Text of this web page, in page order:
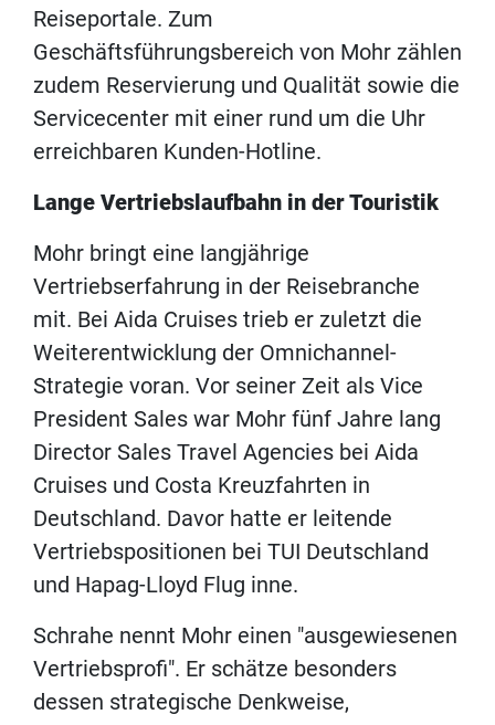
Reiseportale. Zum
Geschäftsführungsbereich von Mohr zählen
zudem Reservierung und Qualität sowie die
Servicecenter mit einer rund um die Uhr
erreichbaren Kunden-Hotline.
Lange Vertriebslaufbahn in der Touristik
Mohr bringt eine langjährige
Vertriebserfahrung in der Reisebranche
mit. Bei Aida Cruises trieb er zuletzt die
Weiterentwicklung der Omnichannel-
Strategie voran. Vor seiner Zeit als Vice
President Sales war Mohr fünf Jahre lang
Director Sales Travel Agencies bei Aida
Cruises und Costa Kreuzfahrten in
Deutschland. Davor hatte er leitende
Vertriebspositionen bei TUI Deutschland
und Hapag-Lloyd Flug inne.
Schrahe nennt Mohr einen "ausgewiesenen
Vertriebsprofi". Er schätze besonders
dessen strategische Denkweise,